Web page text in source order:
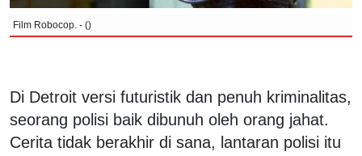
Film Robocop. - ()
Di Detroit versi futuristik dan penuh kriminalitas,
seorang polisi baik dibunuh oleh orang jahat.
Cerita tidak berakhir di sana, lantaran polisi itu